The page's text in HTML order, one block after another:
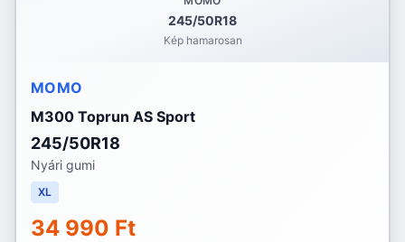
245/50R18
Kép hamarosan
MOMO
M300 Toprun AS Sport
245/50R18
Nyári gumi
XL
34 990 Ft